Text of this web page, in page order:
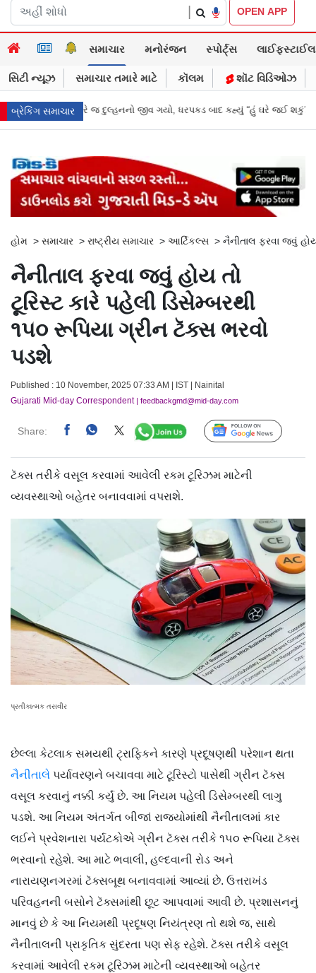
OPEN APP
સમાચાર મનોરંજન સ્પોર્ટ્સ લાઈફસ્ટાઈલ
સિટી ન્યૂઝ સમાચાર તમારે માટે કૉલમ શૉટ વિડિઓઝ
બ્રેકિંગ સમાચાર
ધરપકડ બાદ કહ્યું “હું ઘરે જઈ શકું?” ‘હું બાબા બાગેશ્વર નથી...’: IIT દિલ્હીમાં
હોમ > સમાચાર > રાષ્ટ્રીય સમાચાર > આર્ટિકલ્સ > નૈનીતાલ ફરવા જવું
નૈનીતાલ ફરવા જવું હોય તો
ટૂરિસ્ટ કારે પહેલી ડિસેમ્બરથી
૧૫૦ રૂપિયા ગ્રીન ટૅક્સ ભરવો
પડશે
Published : 10 November, 2025 07:33 AM | IST | Nainital
Gujarati Mid-day Correspondent| feedbackgmd@mid-day.com
Share: Follow Us
ટૅક્સ તરીકે વસૂલ કરવામાં આવેલી રકમ ટૂરિઝમ માટેની
વ્યવસ્થાઓ બહેતર બનાવવામાં વપરાશે.
પ્રતીકાત્મક તસવીર
છેલ્લા કેટલાક સમયથી ટ્રાફિકને કારણે પ્રદૂષણથી પરેશાન થતા
નૈનીતાલે પર્યાવરણને બચાવવા માટે ટૂરિસ્ટો પાસેથી ગ્રીન ટૅક્સ
વસૂલ કરવાનું નક્કી કર્યું છે. આ નિયમ પહેલી ડિસેમ્બરથી લાગુ
પડશે. આ નિયમ અંતર્ગત બીજાં રાજ્યોમાંથી નૈનીતાલમાં કાર
લઈને પ્રવેશનારા પર્યટકોએ ગ્રીન ટૅક્સ તરીકે ૧૫૦ રૂપિયા ટૅક્સ
ભરવાનો રહેશે. આ માટે ભવાલી, હલ્દવાની રોડ અને
નારાયણનગરમાં ટૅક્સબૂથ બનાવવામાં આવ્યાં છે. ઉત્તરાખંડ
પરિવહનની બસોને ટૅક્સમાંથી છૂટ આપવામાં આવી છે. પ્રશાસનનું
માનવું છે કે આ નિયમથી પ્રદૂષણ નિયંત્રણ તો થશે જ, સાથે
નૈનીતાલની પ્રાકૃતિક સુંદરતા પણ સેફ રહેશે. ટૅક્સ તરીકે વસૂલ
કરવામાં આવેલી રકમ ટૂરિઝમ માટેની વ્યવસ્થાઓ બહેતર